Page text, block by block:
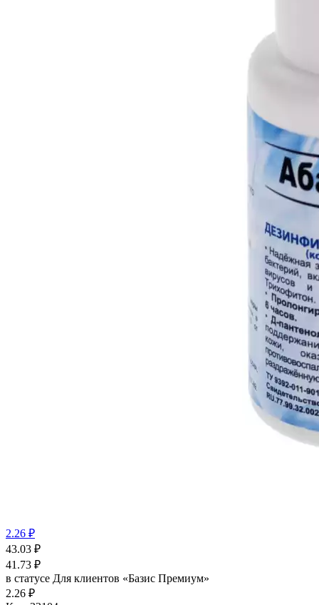
2.26 ₽
43.03 ₽
41.73 ₽
в статусе Для клиентов «Базис Премиум»
2.26 ₽